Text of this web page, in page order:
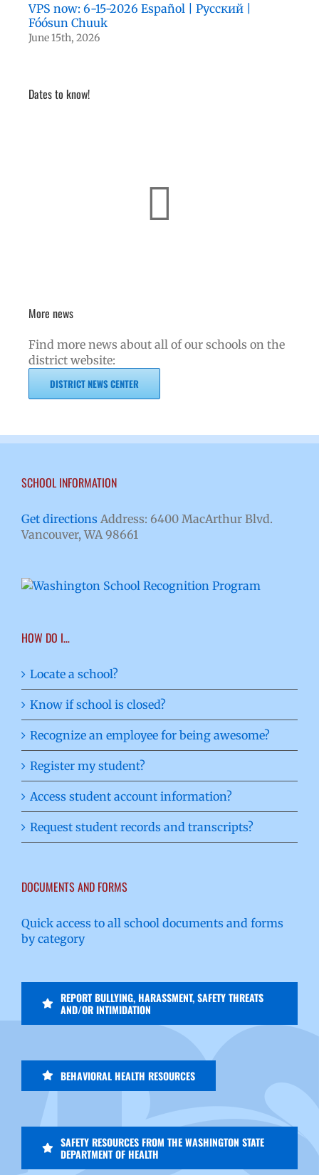
VPS now: 6-15-2026 Español | Русский |
Fóósun Chuuk
June 15th, 2026
Dates to know!
More news
Find more news about all of our schools on the
district website:
DISTRICT NEWS CENTER
SCHOOL INFORMATION
Get directions Address: 6400 MacArthur Blvd.
Vancouver, WA 98661
HOW DO I…
Locate a school?
Know if school is closed?
Recognize an employee for being awesome?
Register my student?
Access student account information?
Request student records and transcripts?
DOCUMENTS AND FORMS
Quick access to all school documents and forms
by category
REPORT BULLYING, HARASSMENT, SAFETY THREATS
AND/OR INTIMIDATION
BEHAVIORAL HEALTH RESOURCES
SAFETY RESOURCES FROM THE WASHINGTON STATE
DEPARTMENT OF HEALTH